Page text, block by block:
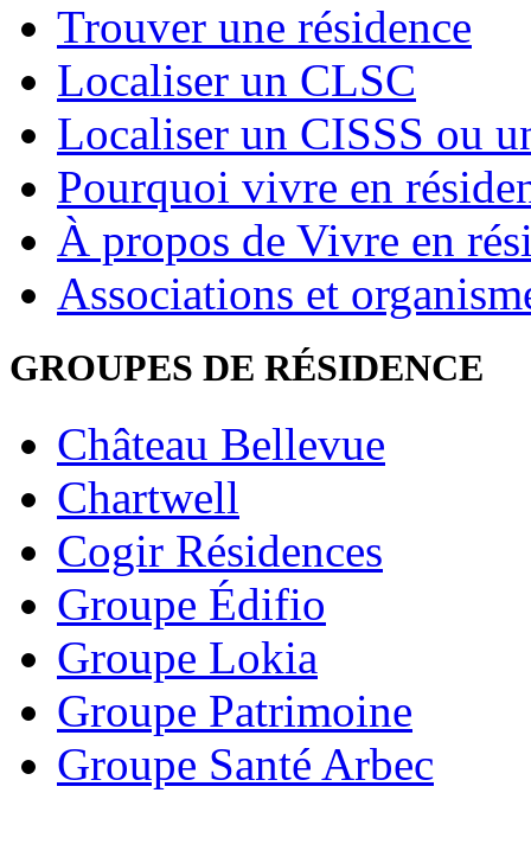
Trouver une résidence
Localiser un CLSC
Localiser un CISSS ou
Pourquoi vivre en
À propos de Vivre en
Associations et
GROUPES DE RÉSIDENCE
Château Bellevue
Chartwell
Cogir Résidences
Groupe Édifio
Groupe Lokia
Groupe Patrimoine
Groupe Santé Arbec